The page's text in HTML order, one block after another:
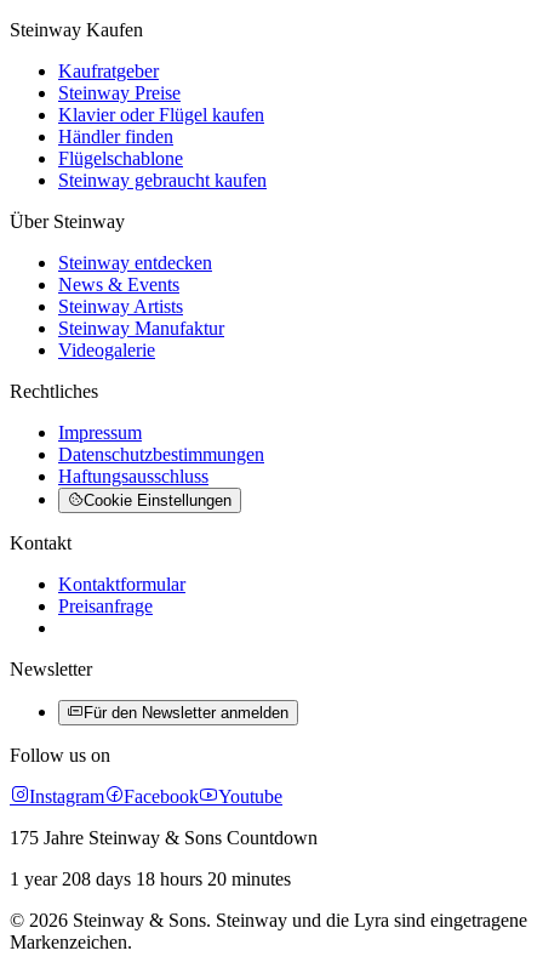
Steinway Kaufen
Kaufratgeber
Steinway Preise
Klavier oder Flügel kaufen
Händler finden
Flügelschablone
Steinway gebraucht kaufen
Über Steinway
Steinway entdecken
News & Events
Steinway Artists
Steinway Manufaktur
Videogalerie
Rechtliches
Impressum
Datenschutzbestimmungen
Haftungsausschluss
Cookie Einstellungen
Kontakt
Kontaktformular
Preisanfrage
Newsletter
Für den Newsletter anmelden
Follow us on
Instagram
Facebook
Youtube
175 Jahre Steinway & Sons Countdown
1 year 208 days 18 hours 20 minutes
© 2026 Steinway & Sons. Steinway und die Lyra sind eingetragene
Markenzeichen.